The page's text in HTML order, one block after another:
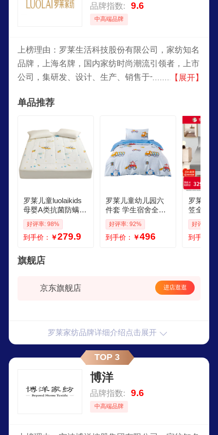
品牌指数: 9.6
中高端品牌
上榜理由：罗莱生活科技股份有限公司，家纺知名
品牌，上海名牌，国内家纺时尚潮流引领者，上市
公司，集研发、设计、生产、销售于一体的大型综
【展开】
单品推荐
罗莱儿童luolaikids
母婴A类抗菌防螨薄
床垫单人床垫保护
罩隔脏垫床笠式12
米床
好评率: 98%
到手价： ￥279.9
罗莱儿童幼儿园六
件套 学生宿舍全棉
被套被子枕套床单
床垫
好评率: 92%
到手价： ￥496
罗莱家
笠全棉
件纯棉
床垫套
逍遥灰
好评率:
到手价：
旗舰店
京东旗舰店 进店逛逛
罗莱家纺品牌详细介绍点击展开
TOP 3
博洋
品牌指数: 9.6
中高端品牌